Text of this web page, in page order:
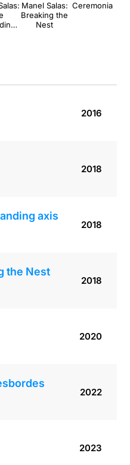
Manel Salas:
Breaking the
Nest
Ceremonia
2016
2018
axis
2018
the Nest
2018
2020
2022
2023